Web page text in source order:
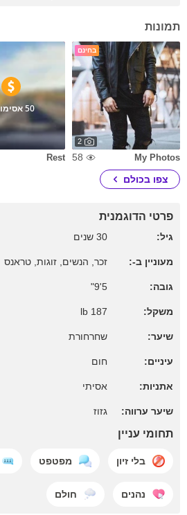
תמונות
בחינם
2
My Photos
58
50 אסימונים
Rest
צפו בכולם
פרטי הדוגמנית
גיל: 30 שנים
מעוניין ב-: זכר, הנשים, זוגות, טראנס
גובה: 5'9"
משקל: 187 lb
שיער: שחרחורת
עיניים: חום
אתניות: אסיתי
שיער ערווה: גזוז
תחומי עניין
בלי זיון מפטפט
נהנים חולם